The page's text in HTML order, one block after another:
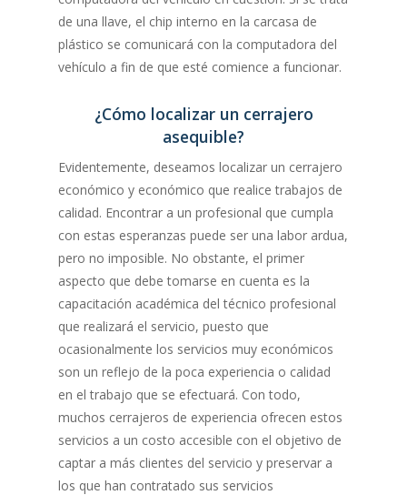
de una llave, el chip interno en la carcasa de
plástico se comunicará con la computadora del
vehículo a fin de que esté comience a funcionar.
¿Cómo localizar un cerrajero
asequible?
Evidentemente, deseamos localizar un cerrajero
económico y económico que realice trabajos de
calidad. Encontrar a un profesional que cumpla
con estas esperanzas puede ser una labor ardua,
pero no imposible. No obstante, el primer
aspecto que debe tomarse en cuenta es la
capacitación académica del técnico profesional
que realizará el servicio, puesto que
ocasionalmente los servicios muy económicos
son un reflejo de la poca experiencia o calidad
en el trabajo que se efectuará. Con todo,
muchos cerrajeros de experiencia ofrecen estos
servicios a un costo accesible con el objetivo de
captar a más clientes del servicio y preservar a
los que han contratado sus servicios